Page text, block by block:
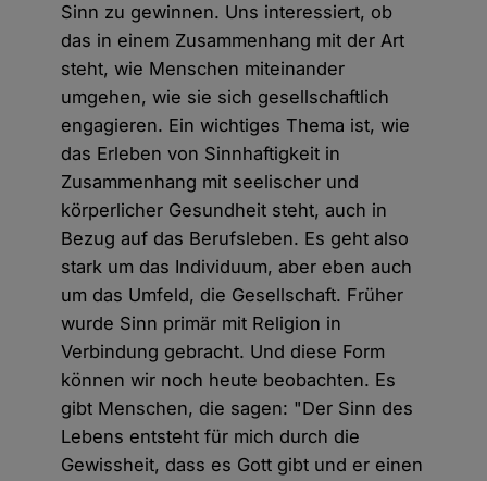
Sinn zu gewinnen. Uns interessiert, ob
das in einem Zusammenhang mit der Art
steht, wie Menschen miteinander
umgehen, wie sie sich gesellschaftlich
engagieren. Ein wichtiges Thema ist, wie
das Erleben von Sinnhaftigkeit in
Zusammenhang mit seelischer und
körperlicher Gesundheit steht, auch in
Bezug auf das Berufsleben. Es geht also
stark um das Individuum, aber eben auch
um das Umfeld, die Gesellschaft. Früher
wurde Sinn primär mit Religion in
Verbindung gebracht. Und diese Form
können wir noch heute beobachten. Es
gibt Menschen, die sagen: "Der Sinn des
Lebens entsteht für mich durch die
Gewissheit, dass es Gott gibt und er einen